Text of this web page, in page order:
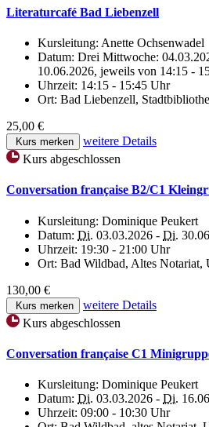
Literaturcafé Bad Liebenzell
Kursleitung: Anette Ochsenwadel
Datum: Drei Mittwoche:
10.06.2026, jeweils von 14:15 -
Uhrzeit: 14:15 - 15:45 Uhr
Ort: Bad Liebenzell,
25,00 €
Kurs merken
weitere Details
Kurs abgeschlossen
Conversation française B2/C1
Kursleitung: Dominique Peukert
Datum: Di. 03.03.2026 - Di.
Uhrzeit: 19:30 - 21:00 Uhr
Ort: Bad Wildbad, Altes Notariat,
130,00 €
Kurs merken
weitere Details
Kurs abgeschlossen
Conversation française C1
Kursleitung: Dominique Peukert
Datum: Di. 03.03.2026 - Di.
Uhrzeit: 09:00 - 10:30 Uhr